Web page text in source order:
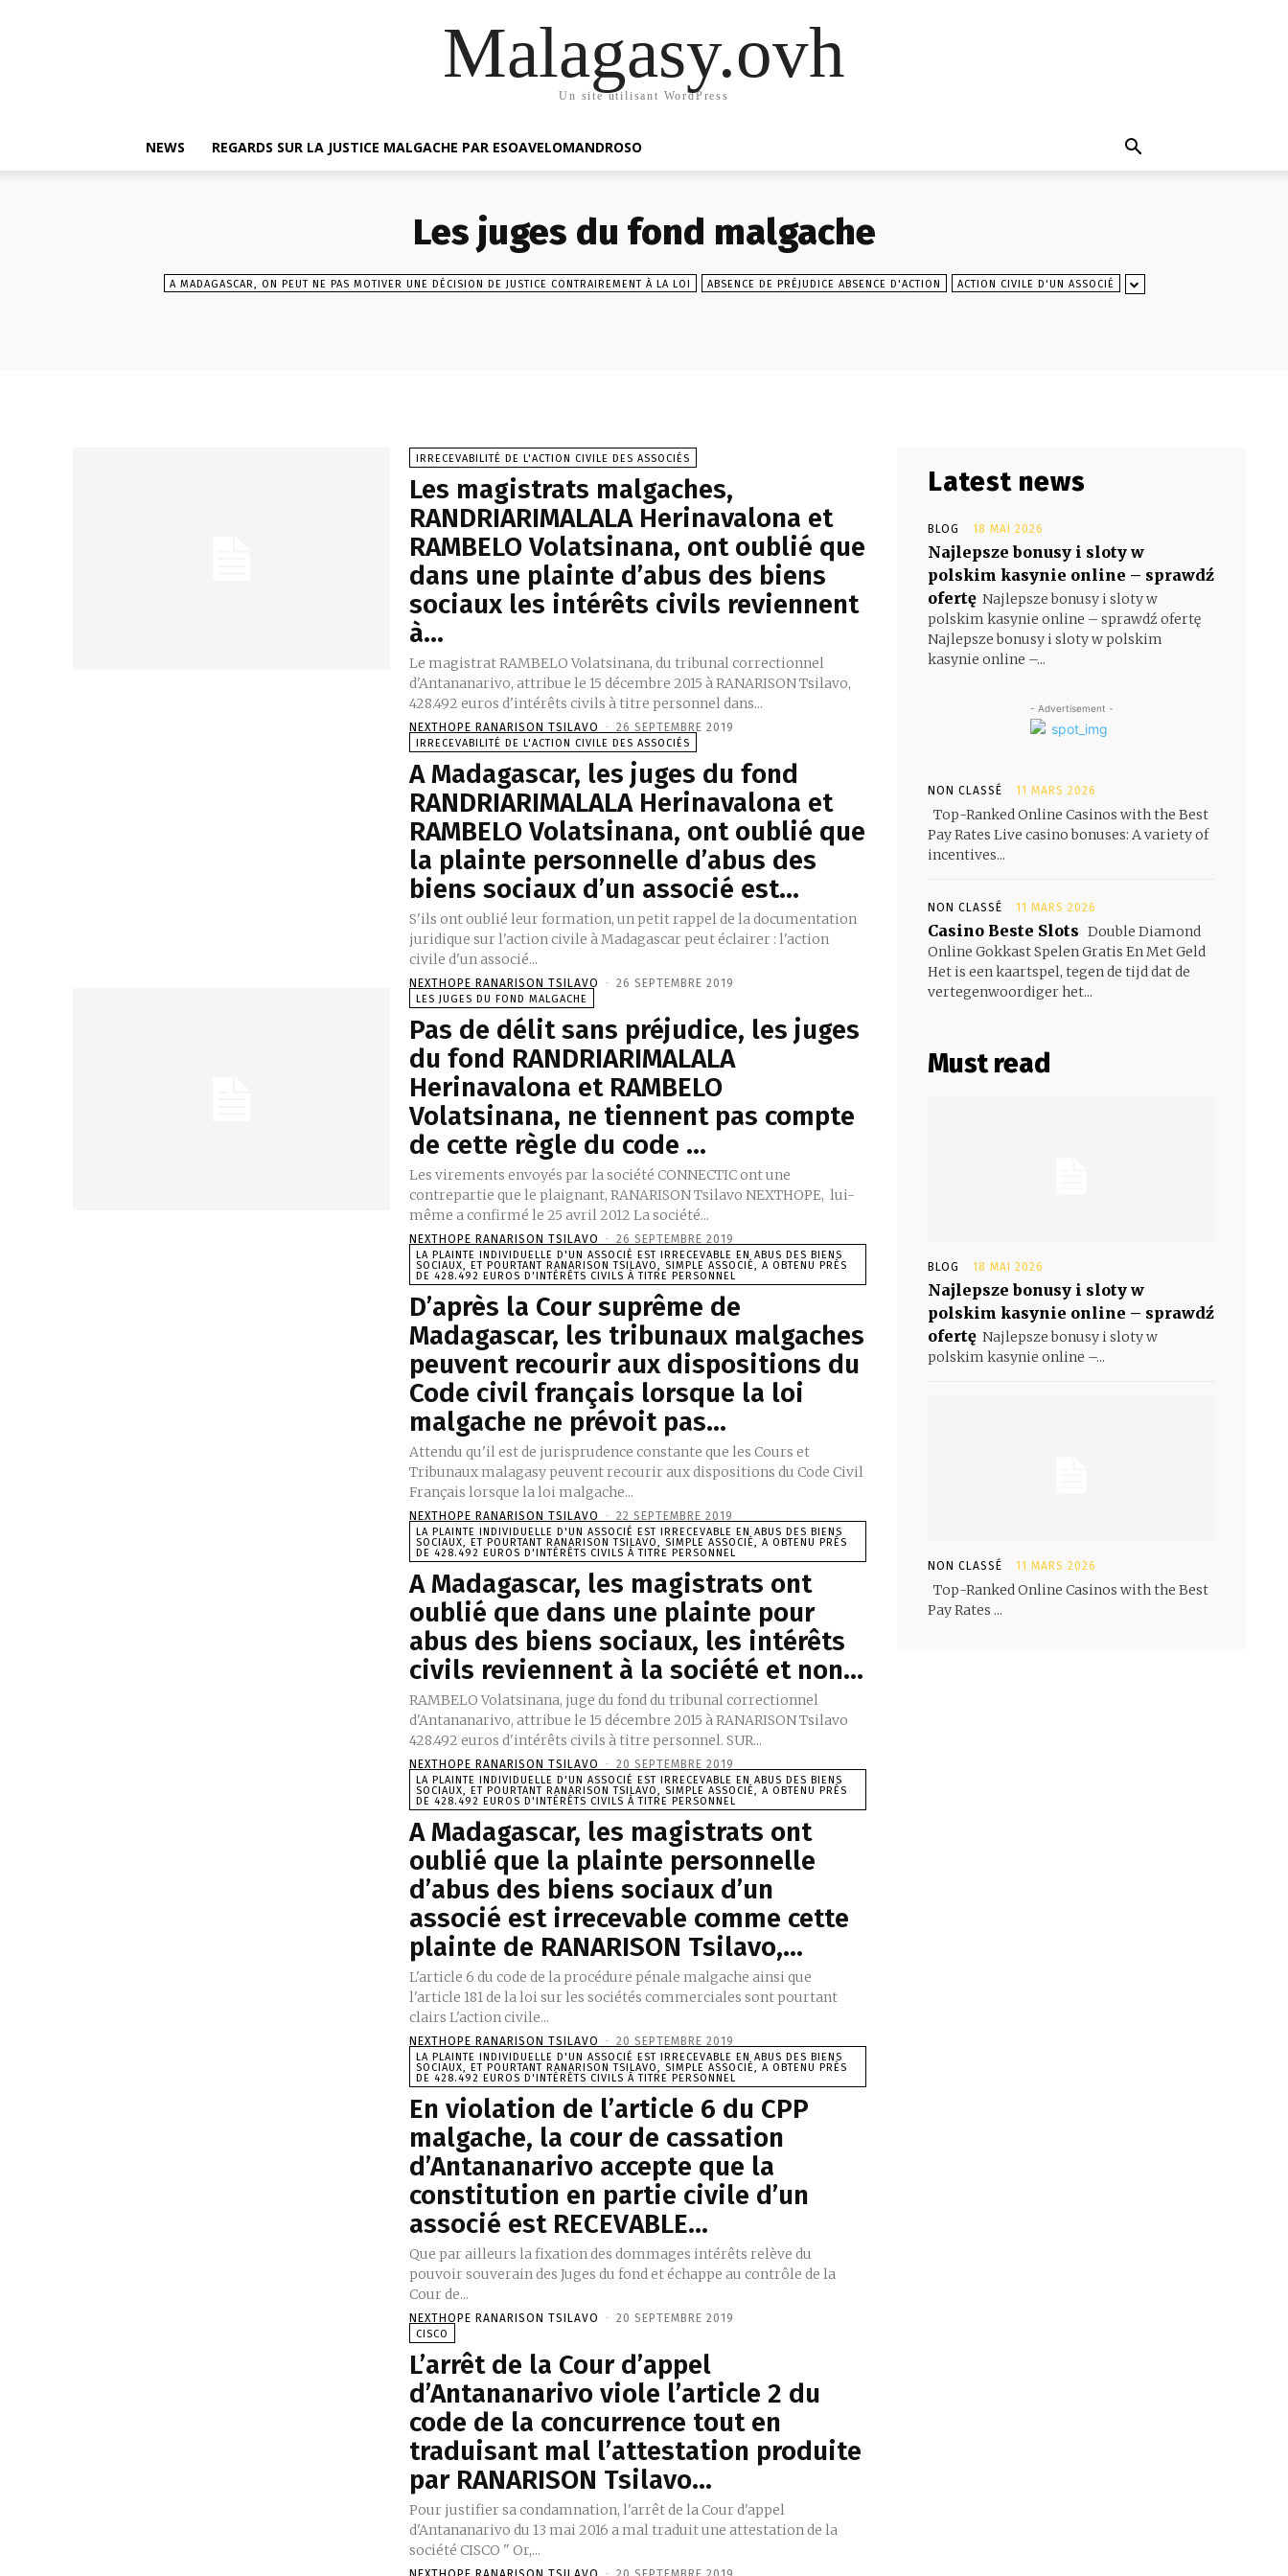
Malagasy.ovh
Un site utilisant WordPress
NEWS REGARDS SUR LA JUSTICE MALGACHE PAR ESOAVELOMANDROSO
Les juges du fond malgache
A MADAGASCAR, ON PEUT NE PAS MOTIVER UNE DÉCISION DE JUSTICE CONTRAIREMENT À LA LOI ABSENCE DE PRÉJUDICE ABSENCE D'ACTION ACTION CIVILE D'UN ASSOCIÉ
IRRECEVABILITÉ DE L'ACTION CIVILE DES ASSOCIÉS
Les magistrats malgaches,
RANDRIARIMALALA Herinavalona et
RAMBELO Volatsinana, ont oublié que
dans une plainte d’abus des biens
sociaux les intérêts civils reviennent
à...
Le magistrat RAMBELO Volatsinana, du tribunal correctionnel
d'Antananarivo, attribue le 15 décembre 2015 à RANARISON Tsilavo,
428.492 euros d'intérêts civils à titre personnel dans...
NEXTHOPE RANARISON TSILAVO - 26 SEPTEMBRE 2019
IRRECEVABILITÉ DE L'ACTION CIVILE DES ASSOCIÉS
A Madagascar, les juges du fond
RANDRIARIMALALA Herinavalona et
RAMBELO Volatsinana, ont oublié que
la plainte personnelle d’abus des
biens sociaux d’un associé est...
S'ils ont oublié leur formation, un petit rappel de la documentation
juridique sur l'action civile à Madagascar peut éclairer : l'action
civile d'un associé...
NEXTHOPE RANARISON TSILAVO - 26 SEPTEMBRE 2019
LES JUGES DU FOND MALGACHE
Pas de délit sans préjudice, les juges
du fond RANDRIARIMALALA
Herinavalona et RAMBELO
Volatsinana, ne tiennent pas compte
de cette règle du code ...
Les virements envoyés par la société CONNECTIC ont une
contrepartie que le plaignant, RANARISON Tsilavo NEXTHOPE, lui-
même a confirmé le 25 avril 2012 La société...
NEXTHOPE RANARISON TSILAVO - 26 SEPTEMBRE 2019
LA PLAINTE INDIVIDUELLE D'UN ASSOCIÉ EST IRRECEVABLE EN ABUS DES BIENS
SOCIAUX, ET POURTANT RANARISON TSILAVO, SIMPLE ASSOCIÉ, A OBTENU PRÈS
DE 428.492 EUROS D'INTÉRÊTS CIVILS À TITRE PERSONNEL
D’après la Cour suprême de
Madagascar, les tribunaux malgaches
peuvent recourir aux dispositions du
Code civil français lorsque la loi
malgache ne prévoit pas...
Attendu qu'il est de jurisprudence constante que les Cours et
Tribunaux malagasy peuvent recourir aux dispositions du Code Civil
Français lorsque la loi malgache...
NEXTHOPE RANARISON TSILAVO - 22 SEPTEMBRE 2019
LA PLAINTE INDIVIDUELLE D'UN ASSOCIÉ EST IRRECEVABLE EN ABUS DES BIENS
SOCIAUX, ET POURTANT RANARISON TSILAVO, SIMPLE ASSOCIÉ, A OBTENU PRÈS
DE 428.492 EUROS D'INTÉRÊTS CIVILS À TITRE PERSONNEL
A Madagascar, les magistrats ont
oublié que dans une plainte pour
abus des biens sociaux, les intérêts
civils reviennent à la société et non...
RAMBELO Volatsinana, juge du fond du tribunal correctionnel
d'Antananarivo, attribue le 15 décembre 2015 à RANARISON Tsilavo
428.492 euros d'intérêts civils à titre personnel. SUR...
NEXTHOPE RANARISON TSILAVO - 20 SEPTEMBRE 2019
LA PLAINTE INDIVIDUELLE D'UN ASSOCIÉ EST IRRECEVABLE EN ABUS DES BIENS
SOCIAUX, ET POURTANT RANARISON TSILAVO, SIMPLE ASSOCIÉ, A OBTENU PRÈS
DE 428.492 EUROS D'INTÉRÊTS CIVILS À TITRE PERSONNEL
A Madagascar, les magistrats ont
oublié que la plainte personnelle
d’abus des biens sociaux d’un
associé est irrecevable comme cette
plainte de RANARISON Tsilavo,...
L'article 6 du code de la procédure pénale malgache ainsi que
l'article 181 de la loi sur les sociétés commerciales sont pourtant
clairs L'action civile...
NEXTHOPE RANARISON TSILAVO - 20 SEPTEMBRE 2019
LA PLAINTE INDIVIDUELLE D'UN ASSOCIÉ EST IRRECEVABLE EN ABUS DES BIENS
SOCIAUX, ET POURTANT RANARISON TSILAVO, SIMPLE ASSOCIÉ, A OBTENU PRÈS
DE 428.492 EUROS D'INTÉRÊTS CIVILS À TITRE PERSONNEL
En violation de l’article 6 du CPP
malgache, la cour de cassation
d’Antananarivo accepte que la
constitution en partie civile d’un
associé est RECEVABLE...
Que par ailleurs la fixation des dommages intérêts relève du
pouvoir souverain des Juges du fond et échappe au contrôle de la
Cour de...
NEXTHOPE RANARISON TSILAVO - 20 SEPTEMBRE 2019
CISCO
L’arrêt de la Cour d’appel
d’Antananarivo viole l’article 2 du
code de la concurrence tout en
traduisant mal l’attestation produite
par RANARISON Tsilavo...
Pour justifier sa condamnation, l'arrêt de la Cour d'appel
d'Antananarivo du 13 mai 2016 a mal traduit une attestation de la
société CISCO " Or,...
Latest news
BLOG 18 MAI 2026
Najlepsze bonusy i sloty w
polskim kasynie online – sprawdź
ofertę Najlepsze bonusy i sloty w
polskim kasynie online – sprawdź ofertę
Najlepsze bonusy i sloty w polskim
kasynie online –...
- Advertisement -
NON CLASSÉ 11 MARS 2026
Top-Ranked Online Casinos with the Best
Pay Rates Live casino bonuses: A variety of
incentives...
NON CLASSÉ 11 MARS 2026
Casino Beste Slots Double Diamond
Online Gokkast Spelen Gratis En Met Geld
Het is een kaartspel, tegen de tijd dat de
vertegenwoordiger het...
Must read
BLOG 18 MAI 2026
Najlepsze bonusy i sloty w
polskim kasynie online – sprawdź
ofertę Najlepsze bonusy i sloty w
polskim kasynie online –...
NON CLASSÉ 11 MARS 2026
Top-Ranked Online Casinos with the Best
Pay Rates ...